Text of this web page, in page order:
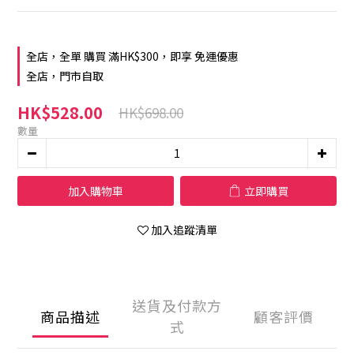
全店，全單 購買 滿HK$300，即享 免運優惠
全店，門市自取
HK$528.00 HK$698.00
數量
加入購物車 立即購買
加入追蹤清單
商品描述
送貨及付款方
式
顧客評價